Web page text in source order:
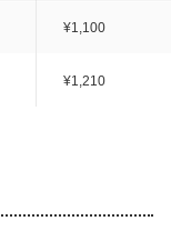
¥1,100
¥1,210